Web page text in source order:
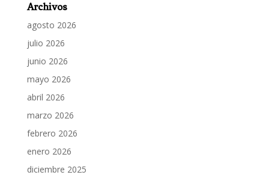
Archivos
agosto 2026
julio 2026
junio 2026
mayo 2026
abril 2026
marzo 2026
febrero 2026
enero 2026
diciembre 2025